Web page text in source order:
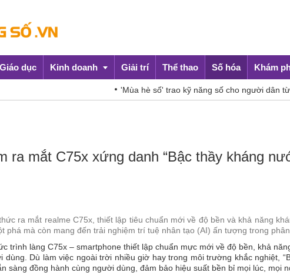
Giáo dục Kinh doanh Giải trí Thể thao Số hóa Khám
'Mùa hè số' trao kỹ năng số cho người dân từ những
ra mắt C75x xứng danh “Bậc thầy kháng
ra mắt realme C75x, thiết lập tiêu chuẩn mới về độ bền và khả năng
phá mà còn mang đến trải nghiệm trí tuệ nhân tạo (AI) ấn tượng trong
trình làng C75x – smartphone thiết lập chuẩn mực mới về độ bền, khả
dùng. Dù làm việc ngoài trời nhiều giờ hay trong môi trường khắc nghiệt,
sàng đồng hành cùng người dùng, đảm bảo hiệu suất bền bỉ mọi lúc, mọi